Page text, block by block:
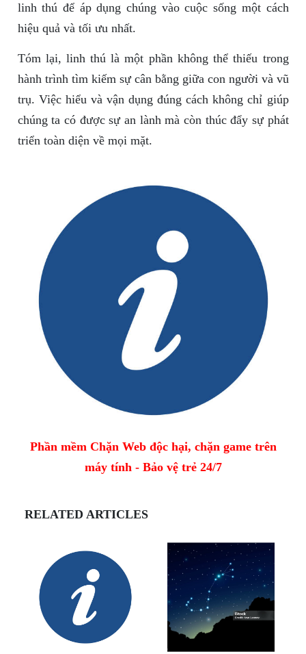
linh thú để áp dụng chúng vào cuộc sống một cách
hiệu quả và tối ưu nhất.
Tóm lại, linh thú là một phần không thể thiếu trong
hành trình tìm kiếm sự cân bằng giữa con người và vũ
trụ. Việc hiểu và vận dụng đúng cách không chỉ giúp
chúng ta có được sự an lành mà còn thúc đẩy sự phát
triển toàn diện về mọi mặt.
Phần mềm Chặn Web độc hại, chặn game trên
máy tính - Bảo vệ trẻ 24/7
RELATED ARTICLES